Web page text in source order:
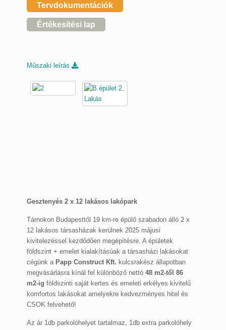
Tervdokumentációk
Értékesítési lap
Műszaki leírás
Gesztenyés 2 x 12 lakásos lakópark
Tárnokon Budapesttől 19 km-re épülő szabadon álló 2 x
12 lakásos társasházak kerülnek 2025 májusi
kivitelezéssel kezdődően megépítésre. A épületek
földszint + emelet kialakításúak a társasházi lakásokat
cégünk a Papp Construct Kft. kulcsrakész állapotban
megvásárlásra kínál fel különböző nettó 48 m2-től 86
m2-ig földszinti saját kertes és emeleti erkélyes kivitelű
komfortos lakásokat amelyekre kedvezményes hitel és
CSOK felvehető!
Az ár 1db parkolóhelyet tartalmaz, 1db extra parkolóhely